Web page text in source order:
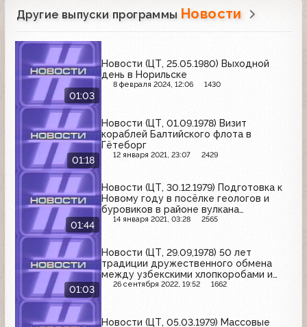
Другие выпуски программы Новости
01:03
Новости (ЦТ, 25.05.1980) Выходной
день в Норильске
8 февраля 2024, 12:06 1430
01:18
Новости (ЦТ, 01.09.1978) Визит
кораблей Балтийского флота в
Гётеборг
12 января 2021, 23:07 2429
01:44
Новости (ЦТ, 30.12.1979) Подготовка к
Новому году в посёлке геологов и
буровиков в районе вулкана
Мутновский на Камчатке
14 января 2021, 03:28 2565
01:03
Новости (ЦТ, 29.09,1978) 50 лет
традиции дружественного обмена
между узбекскими хлопкоробами и
ивановскими текстильщиками
26 сентября 2022, 19:52 1662
Новости (ЦТ, 05.03.1979) Массовые